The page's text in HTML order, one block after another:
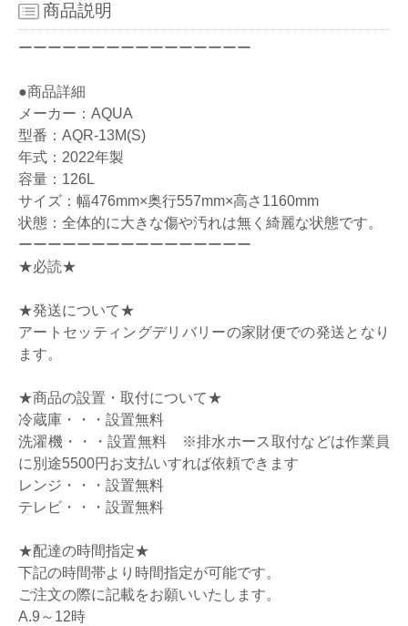
商品説明
ーーーーーーーーーーーーーーーー
●商品詳細
メーカー：AQUA
型番：AQR-13M(S)
年式：2022年製
容量：126L
サイズ：幅476mm×奥行557mm×高さ1160mm
状態：全体的に大きな傷や汚れは無く綺麗な状態です。
ーーーーーーーーーーーーーーーー
★必読★
★発送について★
アートセッティングデリバリーの家財便での発送となり
ます。
★商品の設置・取付について★
冷蔵庫・・・設置無料
洗濯機・・・設置無料 ※排水ホース取付などは作業員
に別途5500円お支払いすれば依頼できます
レンジ・・・設置無料
テレビ・・・設置無料
★配達の時間指定★
下記の時間帯より時間指定が可能です。
ご注文の際に記載をお願いいたします。
A.9～12時